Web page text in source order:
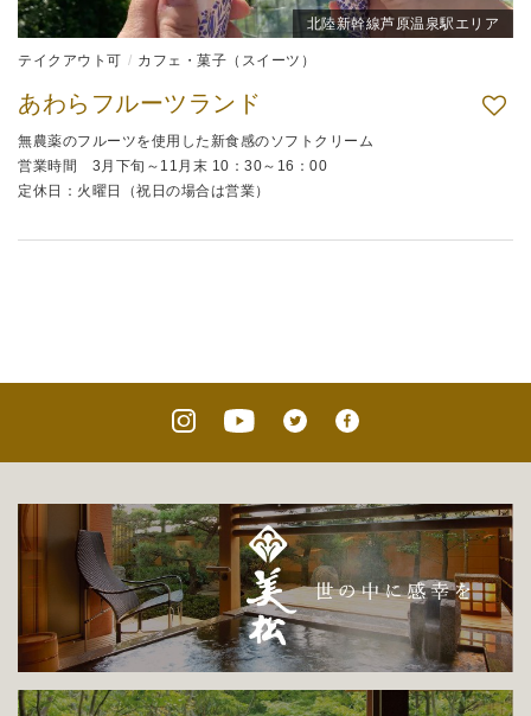
北陸新幹線芦原温泉駅エリア
テイクアウト可 カフェ・菓子（スイーツ）
あわらフルーツランド
無農薬のフルーツを使用した新食感のソフトクリーム
営業時間 3月下旬～11月末 10：30～16：00
定休日：火曜日（祝日の場合は営業）